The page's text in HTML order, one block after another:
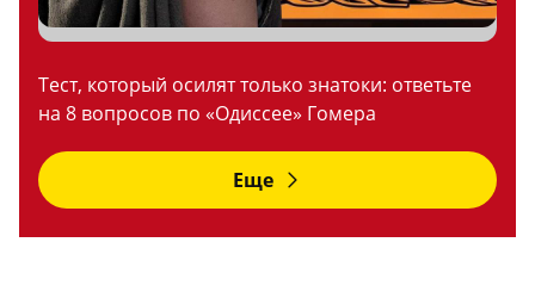
Тест, который осилят только знатоки: ответьте
на 8 вопросов по «Одиссее» Гомера
Еще